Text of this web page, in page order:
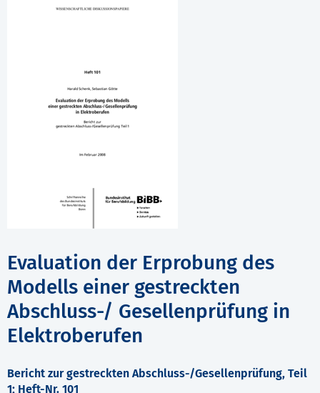
Evaluation der Erprobung des
Modells einer gestreckten
Abschluss-/ Gesellenprüfung in
Elektroberufen
Bericht zur gestreckten Abschluss-/Gesellenprüfung, Teil
1; Heft-Nr. 101